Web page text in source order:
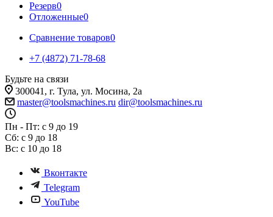
Резерв0
Отложенные0
Сравнение товаров0
+7 (4872) 71-78-68
Будьте на связи
300041, г. Тула, ул. Мосина, 2а
master@toolsmachines.ru dir@toolsmachines.ru
Пн - Пт: с 9 до 19
Сб: с 9 до 18
Вс: с 10 до 18
Вконтакте
Telegram
YouTube